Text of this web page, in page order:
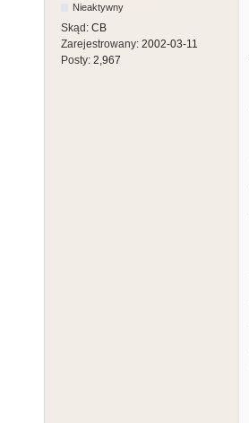
Nieaktywny
Skąd: CB
Zarejestrowany: 2002-03-11
Posty: 2,967